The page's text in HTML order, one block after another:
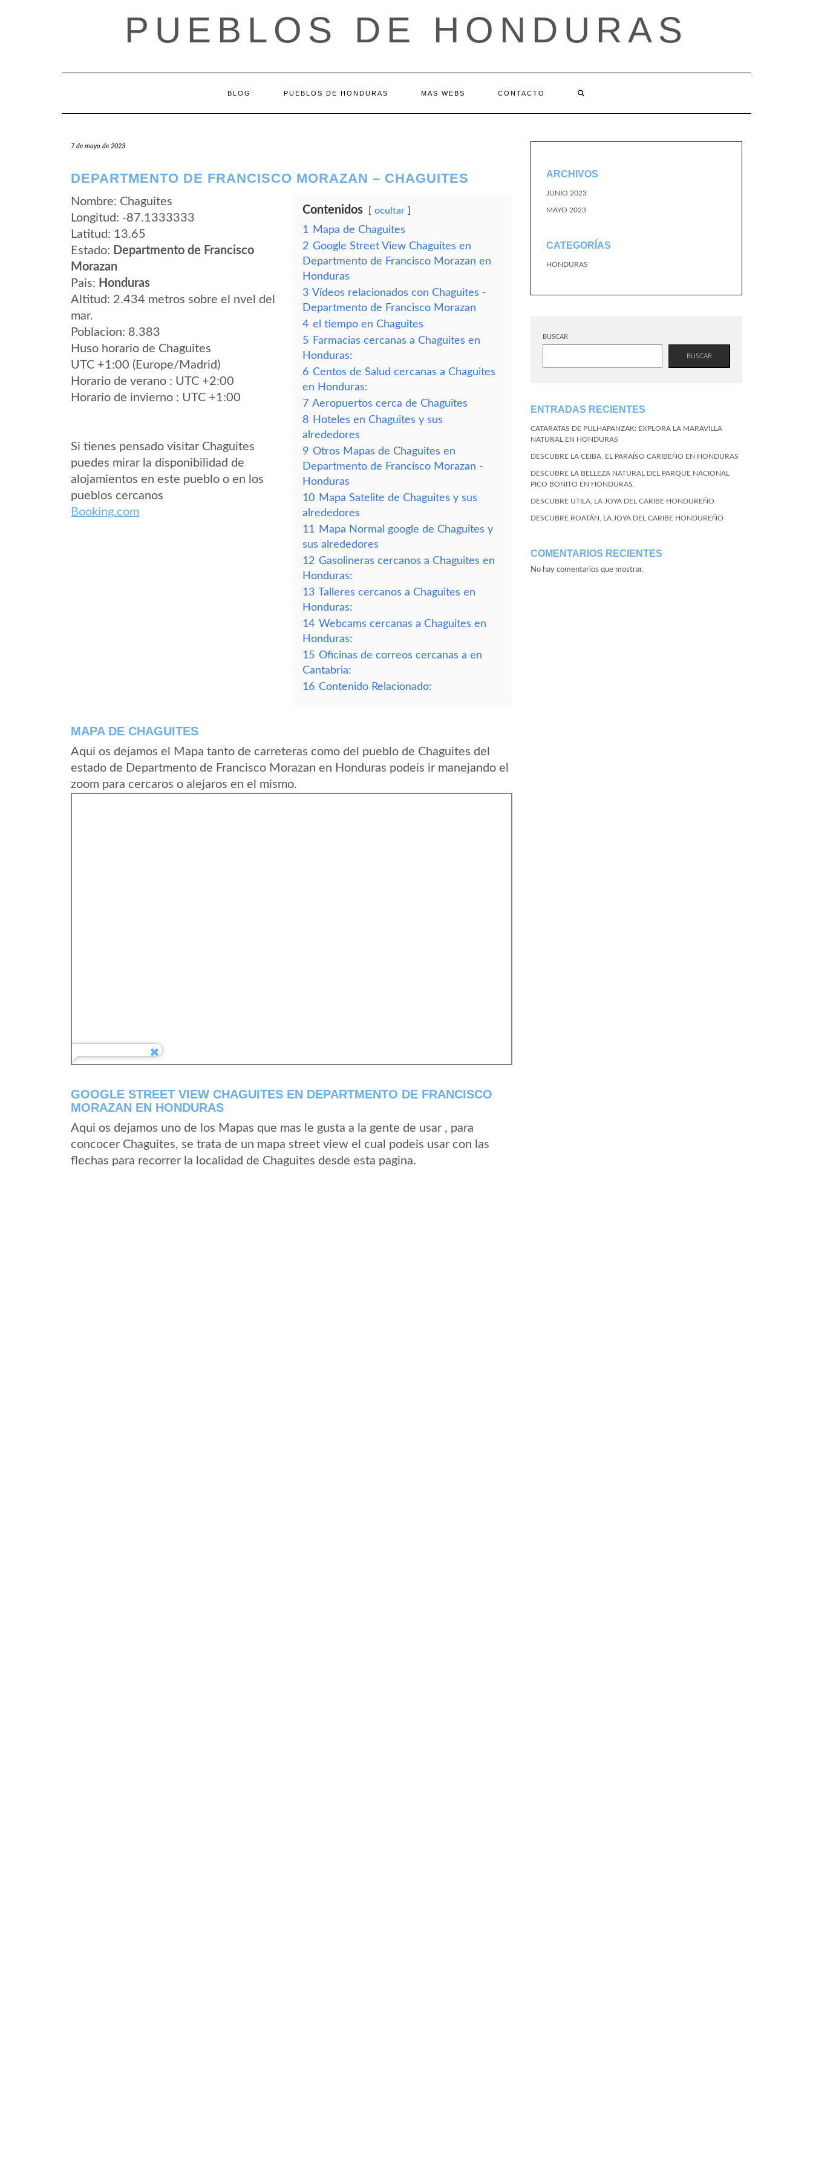
PUEBLOS DE HONDURAS
BLOG PUEBLOS DE HONDURAS MAS WEBS CONTACTO
7 de mayo de 2023
DEPARTMENTO DE FRANCISCO MORAZAN – CHAGUITES
Nombre: Chaguites
Longitud: -87.1333333
Latitud: 13.65
Estado: Departmento de Francisco
Morazan
Pais: Honduras
Altitud: 2.434 metros sobre el nvel del
mar.
Poblacion: 8.383
Huso horario de Chaguites
UTC +1:00 (Europe/Madrid)
Horario de verano : UTC +2:00
Horario de invierno : UTC +1:00
Si tienes pensado visitar Chaguites
puedes mirar la disponibilidad de
alojamientos en este pueblo o en los
pueblos cercanos
Booking.com
Contenidos ocultar
1
Mapa de Chaguites
2 Google Street View Chaguites en
Departmento de Francisco Morazan en
Honduras
3 Vídeos relacionados con Chaguites -
Departmento de Francisco Morazan
4 el tiempo en Chaguites
5 Farmacias cercanas a Chaguites en
Honduras:
6 Centos de Salud cercanas a Chaguites
en Honduras:
7 Aeropuertos cerca de Chaguites
8 Hoteles en Chaguites y sus
alrededores
9 Otros Mapas de Chaguites en
Departmento de Francisco Morazan -
Honduras
10 Mapa Satelite de Chaguites y sus
alrededores
11
Mapa Normal google de Chaguites y
sus alrededores
12 Gasolineras cercanos a Chaguites en
Honduras:
13 Talleres cercanos a Chaguites en
Honduras:
14 Webcams cercanas a Chaguites en
Honduras:
15 Oficinas de correos cercanas a en
Cantabria:
16 Contenido Relacionado:
MAPA DE CHAGUITES
Aqui os dejamos el Mapa tanto de carreteras como del pueblo de Chaguites del
estado de Departmento de Francisco Morazan en Honduras podeis ir manejando el
zoom para cercaros o alejaros en el mismo.
GOOGLE STREET VIEW CHAGUITES EN DEPARTMENTO DE FRANCISCO
MORAZAN EN HONDURAS
Aqui os dejamos uno de los Mapas que mas le gusta a la gente de usar , para
concocer Chaguites, se trata de un mapa street view el cual podeis usar con las
flechas para recorrer la localidad de Chaguites desde esta pagina.
ARCHIVOS
JUNIO 2023
MAYO 2023
CATEGORÍAS
HONDURAS
BUSCAR
BUSCAR
ENTRADAS RECIENTES
CATARATAS DE PULHAPANZAK: EXPLORA LA MARAVILLA
NATURAL EN HONDURAS
DESCUBRE LA CEIBA, EL PARAÍSO CARIBEÑO EN HONDURAS
DESCUBRE LA BELLEZA NATURAL DEL PARQUE NACIONAL
PICO BONITO EN HONDURAS.
DESCUBRE UTILA, LA JOYA DEL CARIBE HONDUREÑO
DESCUBRE ROATÁN, LA JOYA DEL CARIBE HONDUREÑO
COMENTARIOS RECIENTES
No hay comentarios que mostrar.